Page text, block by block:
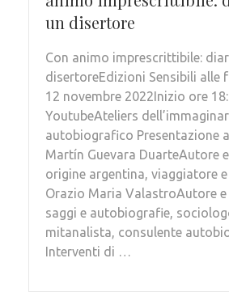
un disertore
Con animo imprescrittibile:
disertoreEdizioni Sensibili alle
12 novembre 2022Inizio ore
YoutubeAteliers
autobiografico Presentazione
Martín Guevara DuarteAutore
origine argentina, viaggiatore
Orazio Maria ValastroAutore
saggi e autobiografie,
mitanalista, consulente
Interventi di …